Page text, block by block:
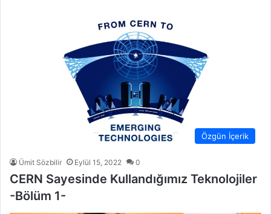
Özgün İçerik
Ümit Sözbilir Eylül 15, 2022 0
CERN Sayesinde Kullandığımız Teknolojiler
-Bölüm 1-